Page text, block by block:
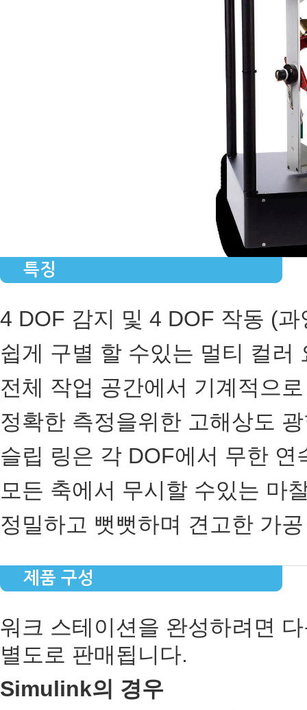
특징
4 DOF 감지 및 4 DOF 작동 (
쉽게 구별 할 수있는 멀티 컬러
전체 작업 공간에서 기계적으
정확한 측정을위한 고해상도
슬립 링은 각 DOF에서 무한 연
모든 축에서 무시할 수있는 마
정밀하고 뻣뻣하며 견고한 가
제품 구성
워크 스테이션을 완성하려면
별도로 판매됩니다.
Simulink의 경우